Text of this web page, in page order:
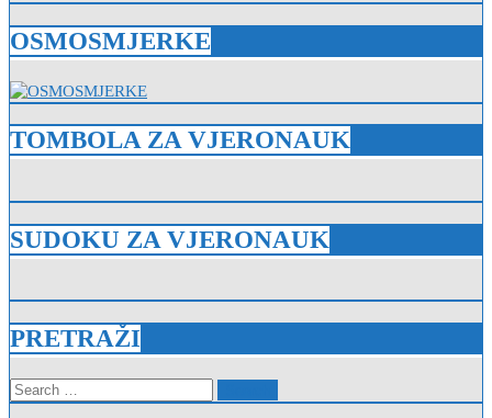
OSMOSMJERKE
TOMBOLA ZA VJERONAUK
SUDOKU ZA VJERONAUK
PRETRAŽI
Search
for: